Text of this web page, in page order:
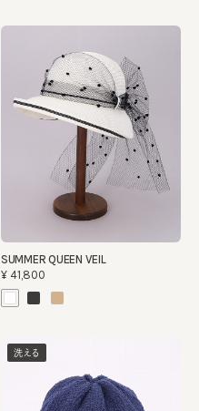
SUMMER QUEEN VEIL
¥41,800
洗える